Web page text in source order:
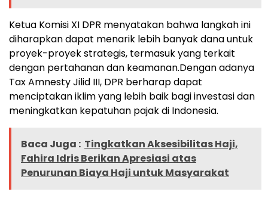
Ketua Komisi XI DPR menyatakan bahwa langkah ini
diharapkan dapat menarik lebih banyak dana untuk
proyek-proyek strategis, termasuk yang terkait
dengan pertahanan dan keamanan.Dengan adanya
Tax Amnesty Jilid III, DPR berharap dapat
menciptakan iklim yang lebih baik bagi investasi dan
meningkatkan kepatuhan pajak di Indonesia.
Baca Juga : Tingkatkan Aksesibilitas Haji,
Fahira Idris Berikan Apresiasi atas
Penurunan Biaya Haji untuk Masyarakat